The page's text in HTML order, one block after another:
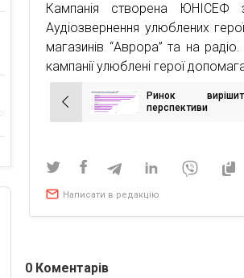
Кампанія створена
Аудіозвернення улюблених
магазинів “Аврора” та на
кампанії улюблені герої
Навігація
записів
Ринок
перспективи
Написати в редакцію
0 Коментарів